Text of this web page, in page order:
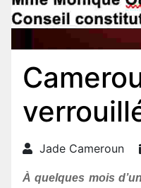
Jade Cameroun
À quelques mois